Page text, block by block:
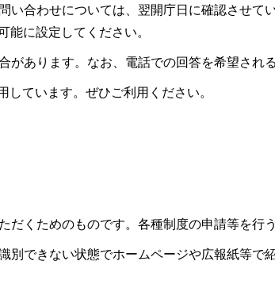
い合わせについては、翌開庁日に確認させて
能に設定してください。
あります。なお、電話での回答を希望され
ています。ぜひご利用ください。
くためのものです。各種制度の申請等を行
できない状態でホームページや広報紙等で